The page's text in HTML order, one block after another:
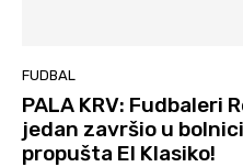
FUDBAL
PALA KRV: Fudbaleri
jedan završio u
propušta El Klasiko!